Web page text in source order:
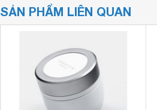
Kích thước loa chính
SẢN PHẨM LIÊN QUAN